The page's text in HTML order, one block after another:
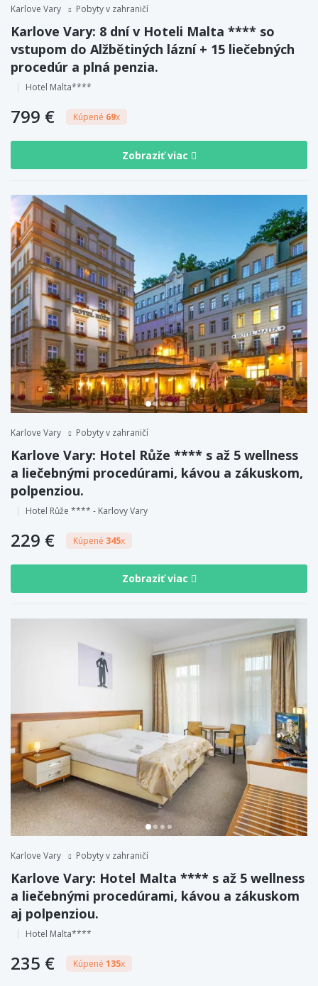
Karlove Vary Pobyty v zahraničí
Karlove Vary: 8 dní v Hoteli Malta **** so
vstupom do Alžbětiných lázní + 15 liečebných
procedúr a plná penzia.
Hotel Malta****
799 € Kúpené 69x
Zobraziť viac
Karlove Vary Pobyty v zahraničí
Karlove Vary: Hotel Růže **** s až 5 wellness
a liečebnými procedúrami, kávou a zákuskom,
polpenziou.
Hotel Růže **** - Karlovy Vary
229 € Kúpené 345x
Zobraziť viac
Karlove Vary Pobyty v zahraničí
Karlove Vary: Hotel Malta **** s až 5 wellness
a liečebnými procedúrami, kávou a zákuskom
aj polpenziou.
Hotel Malta****
235 € Kúpené 135x